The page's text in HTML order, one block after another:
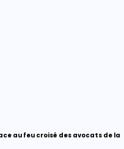
au feu croisé des avocats de la